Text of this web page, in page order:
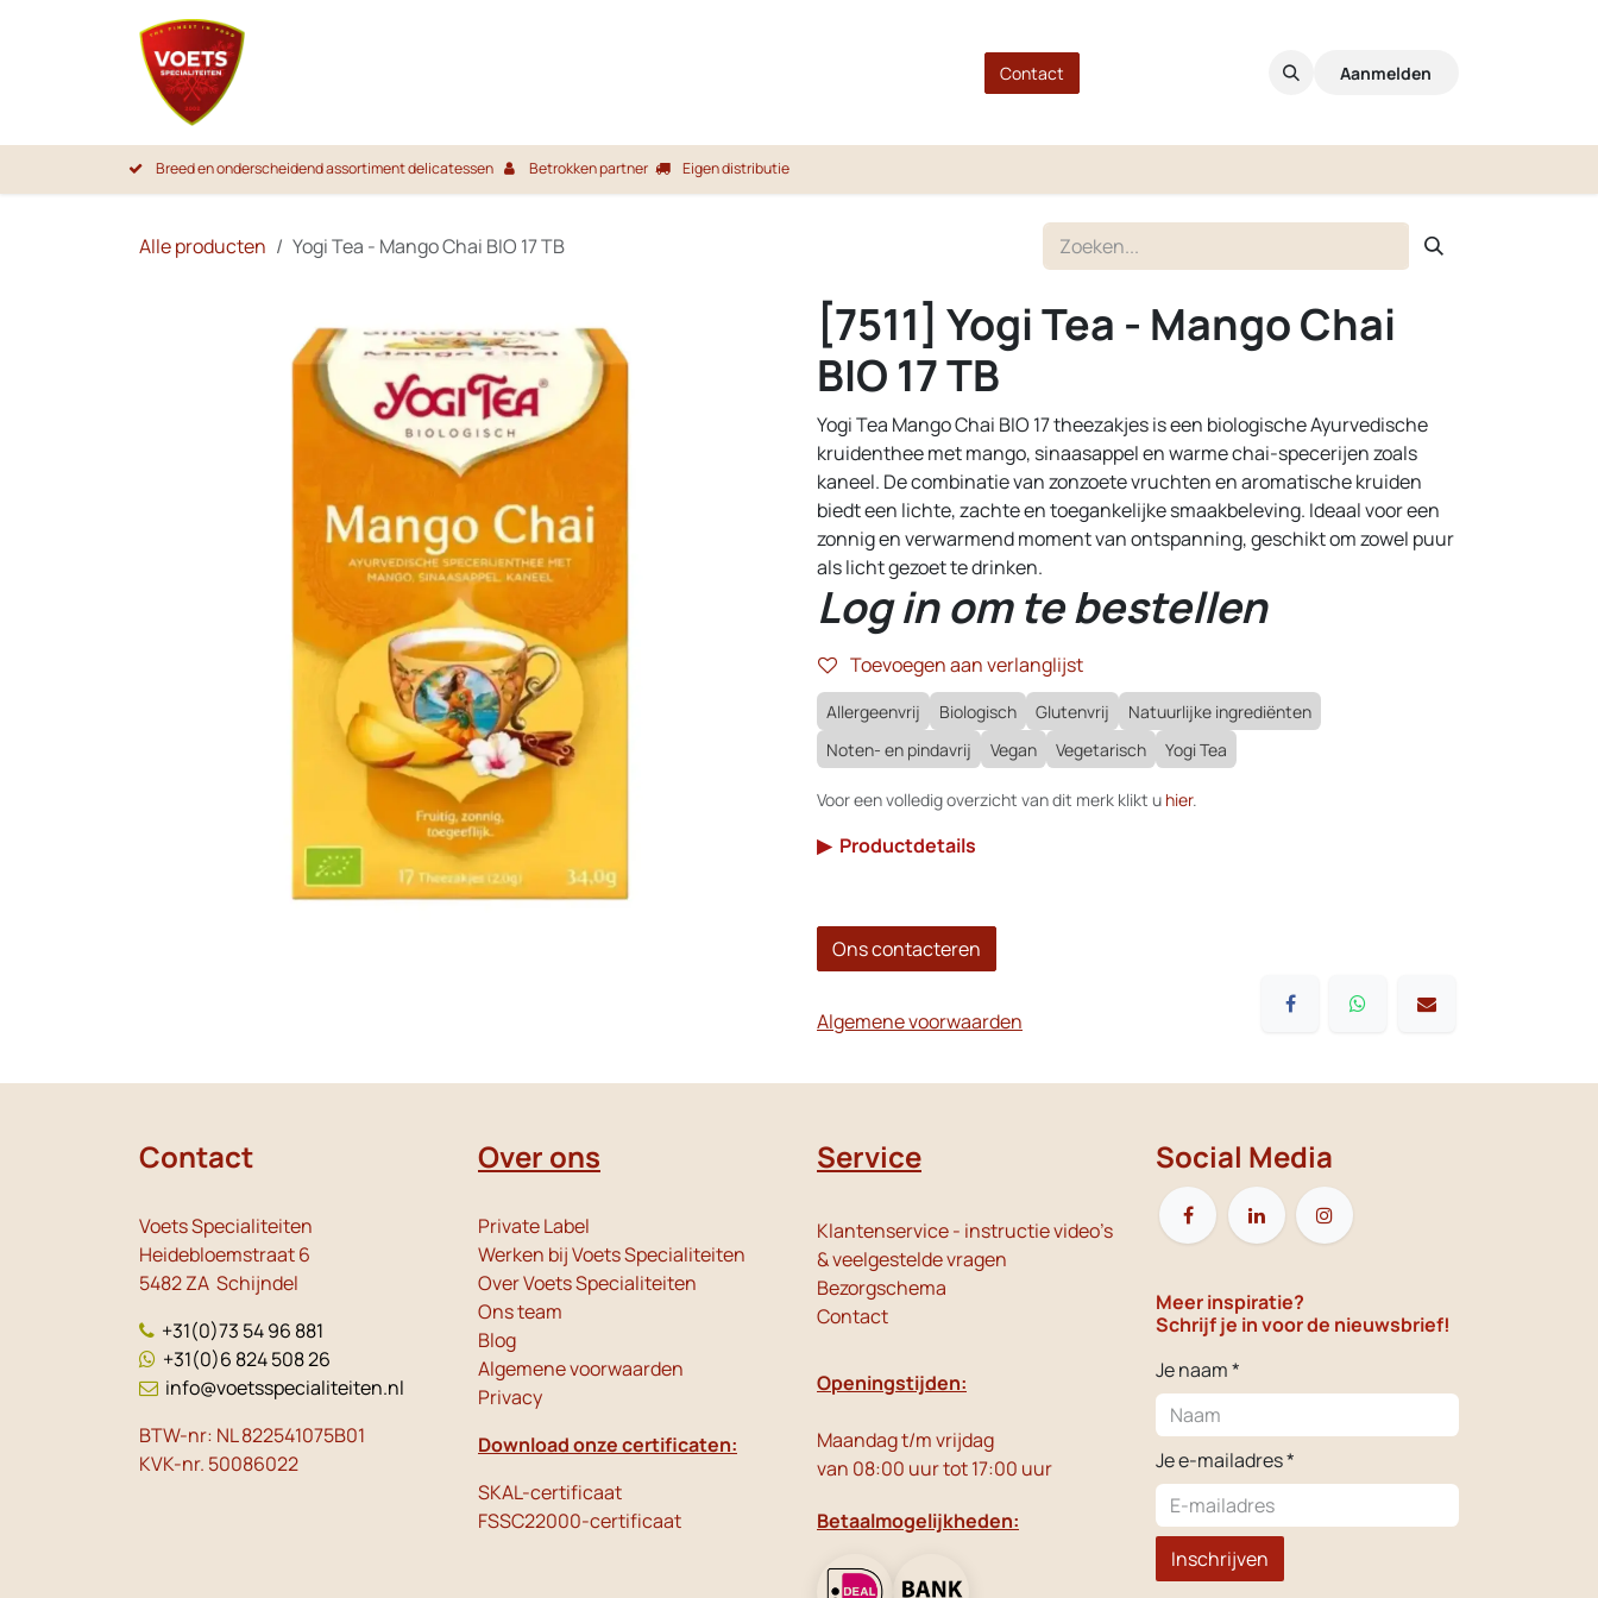
Overslaan naar inhoud
Contact Aanmelden
Breed en onderscheidend assortiment delicatessen Betrokken partner Eigen distributie
Alle producten Yogi Tea - Mango Chai BIO 17 TB
[7511] Yogi Tea - Mango Chai
BIO 17 TB
Yogi Tea Mango Chai BIO 17 theezakjes is een biologische Ayurvedische
kruidenthee met mango, sinaasappel en warme chai-specerijen zoals
kaneel. De combinatie van zonzoete vruchten en aromatische kruiden
biedt een lichte, zachte en toegankelijke smaakbeleving. Ideaal voor een
zonnig en verwarmend moment van ontspanning, geschikt om zowel puur
als licht gezoet te drinken.
Log in om te bestellen
Toevoegen aan verlanglijst
Allergeenvrij Biologisch Glutenvrij
Natuurlijke ingrediënten
Noten- en pindavrij
Vegan Vegetarisch Yogi Tea
Voor een volledig overzicht van dit merk klikt u hier.
▶ Productdetails
Ons contacteren
Algemene voorwaarden
Contact
Voets Specialiteiten
Heidebloemstraat 6
5482 ZA Schijndel
+31(0)73 54 96 881
+31(0)6 824 508 26
info@voetsspecialiteiten.nl
BTW-nr: NL 822541075B01
KVK-nr. 50086022
Over ons
Private Label
Werken bij Voets Specialiteiten
Over Voets Specialiteiten
Ons team
Blog
Algemene voorwaarden
Privacy
Download onze certificaten:
SKAL-certificaat
FSSC22000-certificaat
Service
Klantenservice - instructie video's
& veelgestelde vragen
Bezorgschema
Contact
Openingstijden:
Maandag t/m vrijdag
van 08:00 uur tot 17:00 uur
Betaalmogelijkheden:
Social Media
Meer inspiratie?
Schrijf je in voor de nieuwsbrief!
Je naam *
Je e-mailadres *
Inschrijven